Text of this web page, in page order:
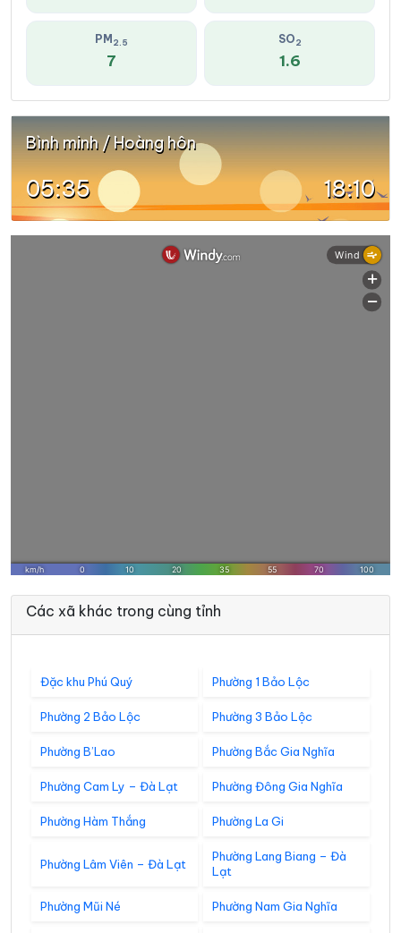
PM 2.5
7
SO2
1.6
Bình minh / Hoàng hôn
05:35 18:10
Các xã khác trong cùng tỉnh
Đặc khu Phú Quý Phường 1 Bảo Lộc
Phường 2 Bảo Lộc Phường 3 Bảo Lộc
Phường B’Lao Phường Bắc Gia Nghĩa
Phường Cam Ly – Đà Lạt Phường Đông Gia Nghĩa
Phường Hàm Thắng Phường La Gi
Phường Lâm Viên – Đà Lạt
Phường Lang Biang – Đà
Lạt
Phường Mũi Né Phường Nam Gia Nghĩa